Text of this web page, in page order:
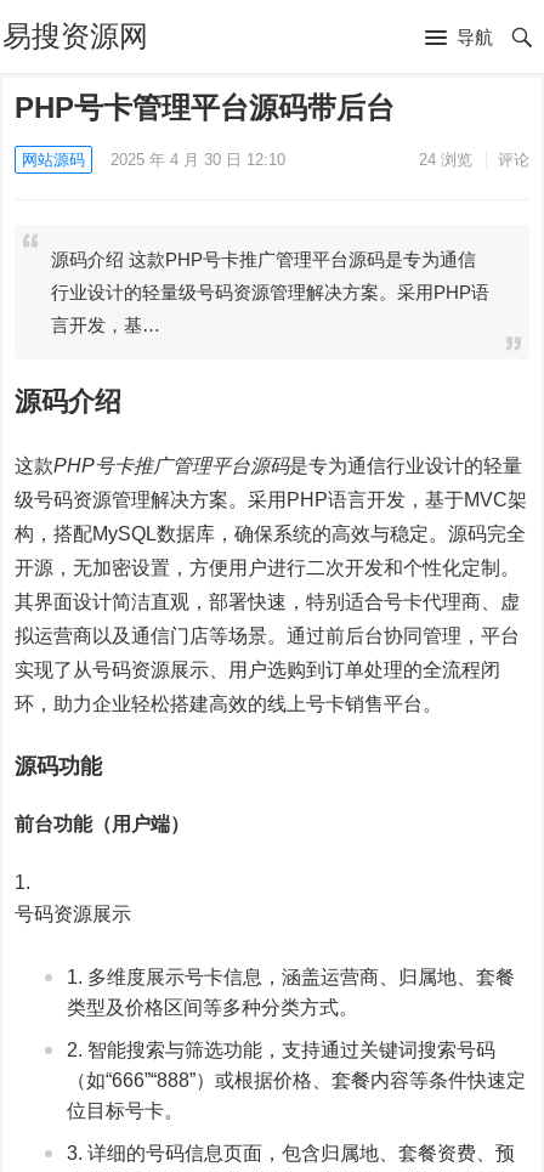
易搜资源网 导航
PHP号卡管理平台源码带后台
网站源码 2025 年 4 月 30 日 12:10 24浏览 评论
源码介绍 这款PHP号卡推广管理平台源码是专为通信
行业设计的轻量级号码资源管理解决方案。采用PHP语
言开发，基…
源码介绍
这款PHP号卡推广管理平台源码是专为通信行业设计的轻量
级号码资源管理解决方案。采用PHP语言开发，基于MVC架
构，搭配MySQL数据库，确保系统的高效与稳定。源码完全
开源，无加密设置，方便用户进行二次开发和个性化定制。
其界面设计简洁直观，部署快速，特别适合号卡代理商、虚
拟运营商以及通信门店等场景。通过前后台协同管理，平台
实现了从号码资源展示、用户选购到订单处理的全流程闭
环，助力企业轻松搭建高效的线上号卡销售平台。
源码功能
前台功能（用户端）
号码资源展示
多维度展示号卡信息，涵盖运营商、归属地、套餐
类型及价格区间等多种分类方式。
智能搜索与筛选功能，支持通过关键词搜索号码
（如“666”“888”）或根据价格、套餐内容等条件快速定
位目标号卡。
详细的号码信息页面，包含归属地、套餐资费、预